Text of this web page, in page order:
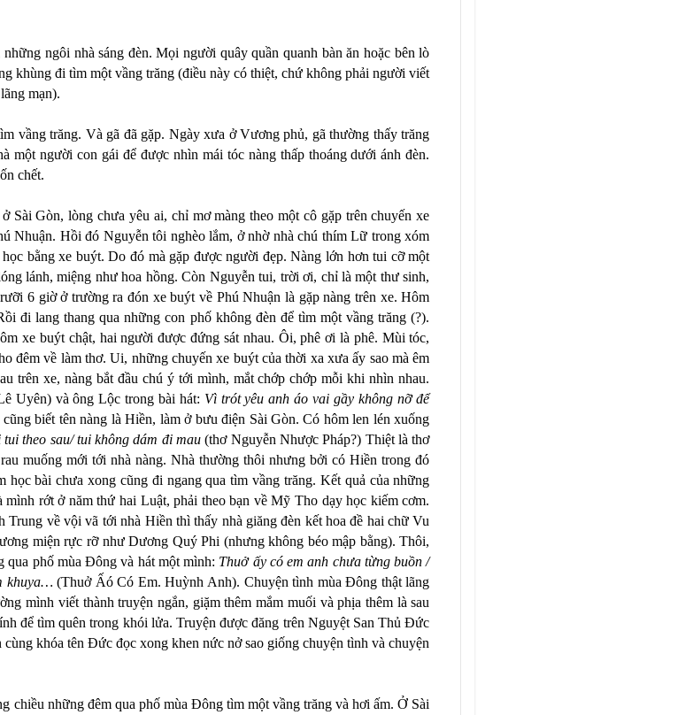
ngôi nhà sáng đèn. Mọi người quây quần quanh bàn ăn hoặc bên lò
khùng đi tìm một vầng trăng (điều này có thiệt, chứ không phải người viết
mạn).
vầng trăng. Và gã đã gặp. Ngày xưa ở Vương phủ, gã thường thấy trăng
một người con gái để được nhìn mái tóc nàng thấp thoáng dưới ánh đèn.
chết.
Sài Gòn, lòng chưa yêu ai, chỉ mơ màng theo một cô gặp trên chuyến xe
Nhuận. Hồi đó Nguyễn tôi nghèo lắm, ở nhờ nhà chú thím Lữ trong xóm
bằng xe buýt. Do đó mà gặp được người đẹp. Nàng lớn hơn tui cỡ một
lánh, miệng như hoa hồng. Còn Nguyễn tui, trời ơi, chỉ là một thư sinh,
6 giờ ở trường ra đón xe buýt về Phú Nhuận là gặp nàng trên xe. Hôm
đi lang thang qua những con phố không đèn để tìm một vầng trăng (?).
xe buýt chật, hai người được đứng sát nhau. Ôi, phê ơi là phê. Mùi tóc,
đêm về làm thơ. Ui, những chuyến xe buýt của thời xa xưa ấy sao mà êm
trên xe, nàng bắt đầu chú ý tới mình, mắt chớp chớp mỗi khi nhìn nhau.
Uyên) và ông Lộc trong bài hát: Vì trót yêu anh áo vai gầy không nỡ để
biết tên nàng là Hiền, làm ở bưu điện Sài Gòn. Có hôm len lén xuống
tui theo sau/ tui không dám đi mau (thơ Nguyễn Nhược Pháp?) Thiệt là thơ
muống mới tới nhà nàng. Nhà thường thôi nhưng bởi có Hiền trong đó
học bài chưa xong cũng đi ngang qua tìm vầng trăng. Kết quả của những
mình rớt ở năm thứ hai Luật, phải theo bạn về Mỹ Tho dạy học kiếm cơm.
về vội vã tới nhà Hiền thì thấy nhà giăng đèn kết hoa đề hai chữ Vu
miện rực rỡ như Dương Quý Phi (nhưng không béo mập bằng). Thôi,
qua phố mùa Đông và hát một mình: Thuở ấy có em anh chưa từng buồn /
khuya…(Thuở Ấó Có Em. Huỳnh Anh). Chuyện tình mùa Đông thật lãng
mình viết thành truyện ngắn, giặm thêm mắm muối và phịa thêm là sau
để tìm quên trong khói lửa. Truyện được đăng trên Nguyệt San Thủ Đức
khóa tên Đức đọc xong khen nức nở sao giống chuyện tình và chuyện
chiều những đêm qua phố mùa Đông tìm một vầng trăng và hơi ấm. Ở Sài